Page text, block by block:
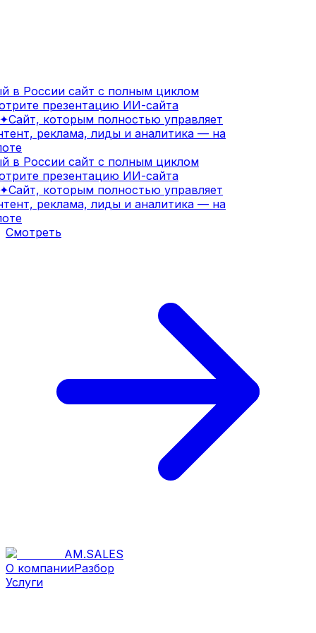
в России сайт с полным циклом
презентацию ИИ-сайта
Сайт, которым полностью управляет
реклама, лиды и аналитика — на
в России сайт с полным циклом
презентацию ИИ-сайта
Сайт, которым полностью управляет
реклама, лиды и аналитика — на
Смотреть
AM.SALES
О компанииРазбор
Услуги